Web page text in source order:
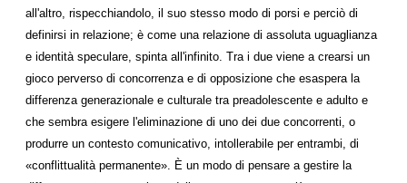
all'altro, rispecchiandolo, il suo stesso modo di porsi e perciò di
definirsi in relazione; è come una relazione di assoluta uguaglianza
e identità speculare, spinta all'infinito. Tra i due viene a crearsi un
gioco perverso di concorrenza e di opposizione che esaspera la
differenza generazionale e culturale tra preadolescente e adulto e
che sembra esigere l'eliminazione di uno dei due concorrenti, o
produrre un contesto comunicativo, intollerabile per entrambi, di
«conflittualità permanente». È un modo di pensare a gestire la